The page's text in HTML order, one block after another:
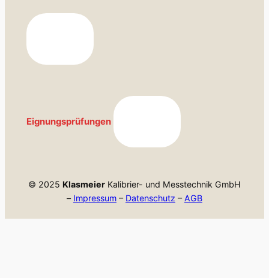
Eignungsprüfungen
© 2025 Klasmeier Kalibrier- und Messtechnik GmbH
– Impressum – Datenschutz – AGB